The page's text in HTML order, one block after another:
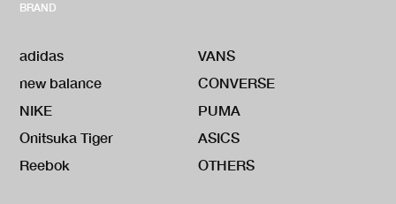
BRAND
adidas
VANS
new balance
CONVERSE
NIKE
PUMA
Onitsuka Tiger
ASICS
Reebok
OTHERS